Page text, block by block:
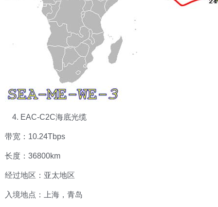
EAC-C2C海底光缆
带宽：10.24Tbps
长度：36800km
经过地区：亚太地区
入境地点：上海，青岛